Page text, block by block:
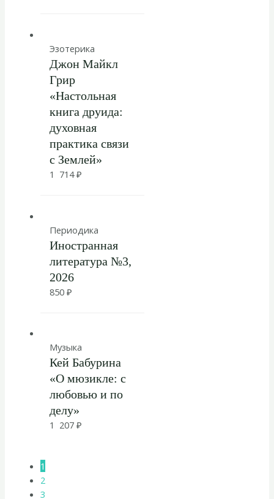
Эзотерика
Джон Майкл
Грир
«Настольная
книга друида:
духовная
практика связи
с Землей»
1 714₽
Периодика
Иностранная
литература №3,
2026
850 ₽
Музыка
Кей Бабурина
«О мюзикле: с
любовью и по
делу»
1 207 ₽
1
2
3